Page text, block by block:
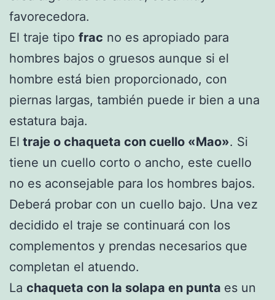
favorecedora.
El traje tipo frac no es apropiado para
hombres bajos o gruesos aunque si el
hombre está bien proporcionado, con
piernas largas, también puede ir bien a una
estatura baja.
El traje o chaqueta con cuello «Mao». Si
tiene un cuello corto o ancho, este cuello
no es aconsejable para los hombres bajos.
Deberá probar con un cuello bajo. Una vez
decidido el traje se continuará con los
complementos y prendas necesarios que
completan el atuendo.
La chaqueta con la solapa en punta es un